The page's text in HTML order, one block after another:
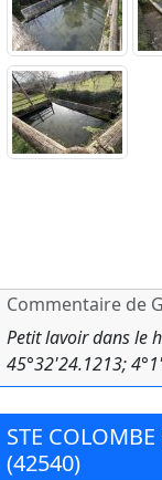
Commentaire de
Petit lavoir dans le
45°32'24.1213;
STE
(42540)